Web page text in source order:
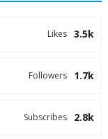
3.5k
Likes
1.7k
Followers
2.8k
Subscribes